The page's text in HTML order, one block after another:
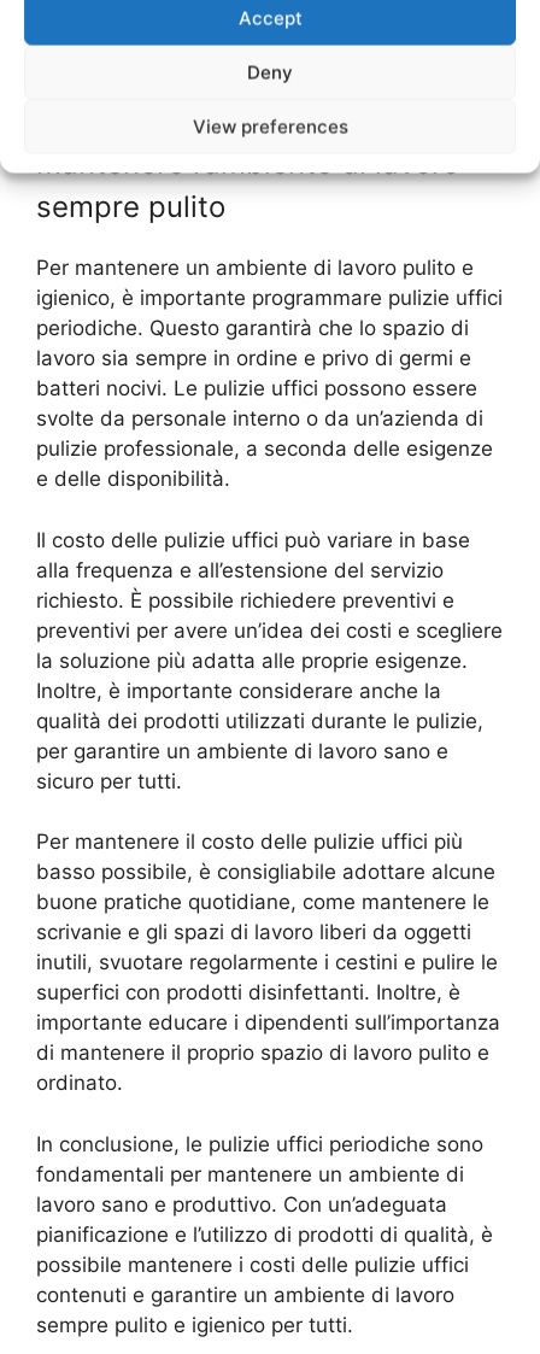
Accept
Deny
View preferences
efficiente e di coinvolgere tutti nella cura e nella
pulizia del proprio spazio di lavoro.
Pulizie Uffici Periodiche: Come
mantenere l’ambiente di lavoro
sempre pulito
Per mantenere un ambiente di lavoro pulito e
igienico, è importante programmare pulizie uffici
periodiche. Questo garantirà che lo spazio di
lavoro sia sempre in ordine e privo di germi e
batteri nocivi. Le pulizie uffici possono essere
svolte da personale interno o da un’azienda di
pulizie professionale, a seconda delle esigenze
e delle disponibilità.
Il costo delle pulizie uffici può variare in base
alla frequenza e all’estensione del servizio
richiesto. È possibile richiedere preventivi e
preventivi per avere un’idea dei costi e scegliere
la soluzione più adatta alle proprie esigenze.
Inoltre, è importante considerare anche la
qualità dei prodotti utilizzati durante le pulizie,
per garantire un ambiente di lavoro sano e
sicuro per tutti.
Per mantenere il costo delle pulizie uffici più
basso possibile, è consigliabile adottare alcune
buone pratiche quotidiane, come mantenere le
scrivanie e gli spazi di lavoro liberi da oggetti
inutili, svuotare regolarmente i cestini e pulire le
superfici con prodotti disinfettanti. Inoltre, è
importante educare i dipendenti sull’importanza
di mantenere il proprio spazio di lavoro pulito e
ordinato.
In conclusione, le pulizie uffici periodiche sono
fondamentali per mantenere un ambiente di
lavoro sano e produttivo. Con un’adeguata
pianificazione e l’utilizzo di prodotti di qualità, è
possibile mantenere i costi delle pulizie uffici
contenuti e garantire un ambiente di lavoro
sempre pulito e igienico per tutti.